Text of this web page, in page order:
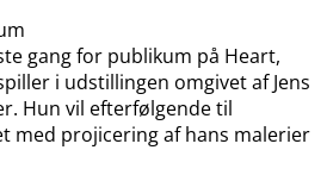
gang for publikum på Heart,
i udstillingen omgivet af Jens
Hun vil efterfølgende til
med projicering af hans malerier